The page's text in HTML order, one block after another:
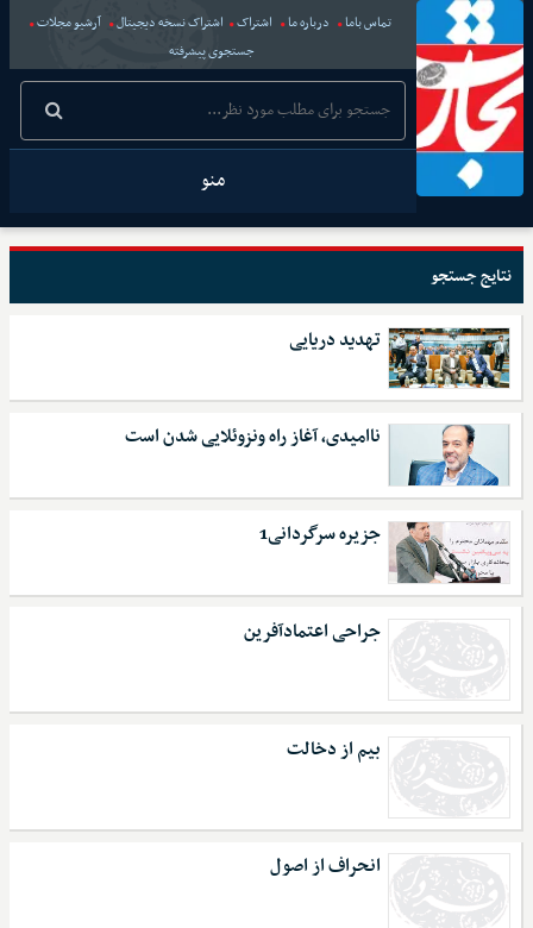
تماس باما درباره ما اشتراک اشتراک نسخه دیجیتال
آرشیو مجلات
جستجوی پیشرفته
منو
نتایج جستجو
تهدید دریایی
ناامیدی، آغاز راه ونزوئلایی شدن است
جزیره سرگردانی1
جراحی اعتمادآفرین
بیم از دخالت
انحراف از اصول